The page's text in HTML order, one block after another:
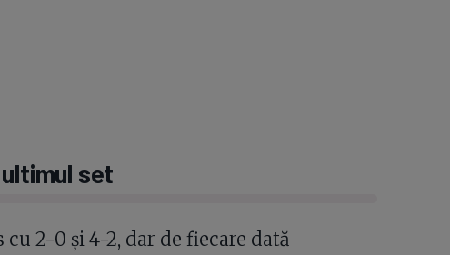
set
2-0 și 4-2, dar de fiecare dată